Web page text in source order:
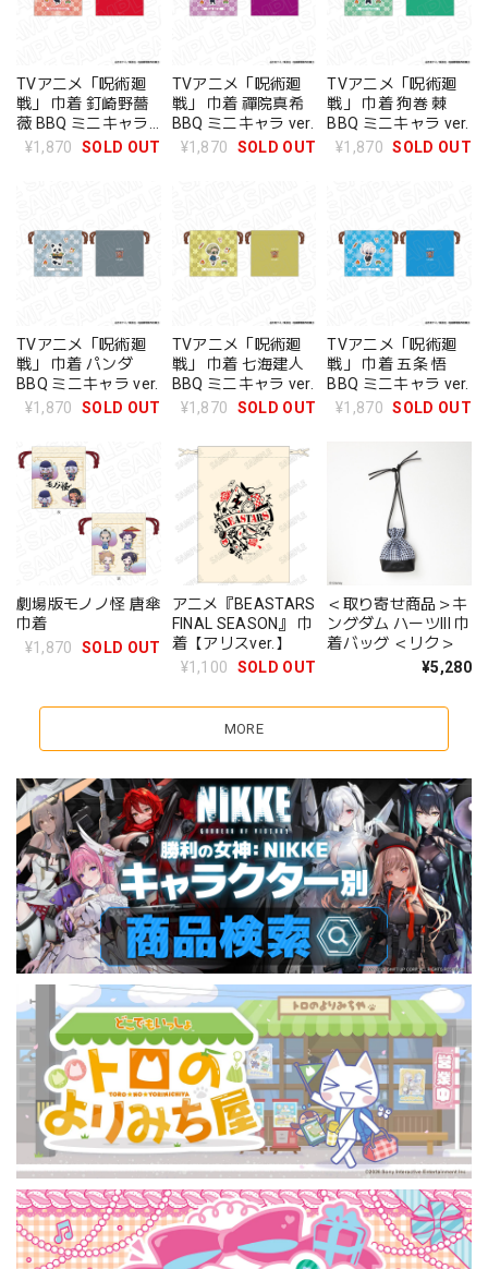
TVアニメ「呪術廻
戦」 巾着 釘崎野薔
薇 BBQ ミニキャラ
ver.
¥1,870 SOLD OUT
TVアニメ「呪術廻
戦」 巾着 禪院真希
BBQ ミニキャラ ver.
¥1,870
SOLD OUT
TVアニメ「呪術廻
戦」 巾着 狗巻 棘
BBQ ミニキャラ ver.
¥1,870 SOLD OUT
TVアニメ「呪術廻
戦」 巾着 パンダ
BBQ ミニキャラ ver.
¥1,870
SOLD OUT
TVアニメ「呪術廻
戦」 巾着 七海建人
BBQ ミニキャラ ver.
¥1,870
SOLD OUT
TVアニメ「呪術廻
戦」 巾着 五条 悟
BBQ ミニキャラ ver.
¥1,870 SOLD OUT
劇場版モノノ怪 唐傘
巾着
¥1,870
SOLD OUT
アニメ『BEASTARS
FINAL SEASON』 巾
着【アリスver.】
¥1,100
SOLD OUT
＜取り寄せ商品＞キ
ングダム ハーツIII 巾
着バッグ ＜リク＞
¥5,280
MORE